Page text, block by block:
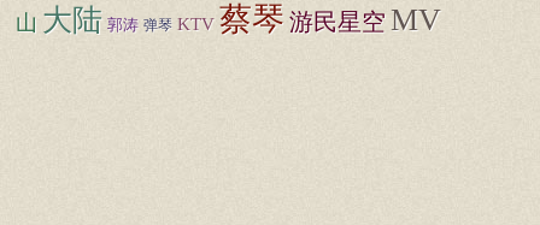
山 大陆 郭涛 弹琴 KTV 蔡琴 游民星空MV